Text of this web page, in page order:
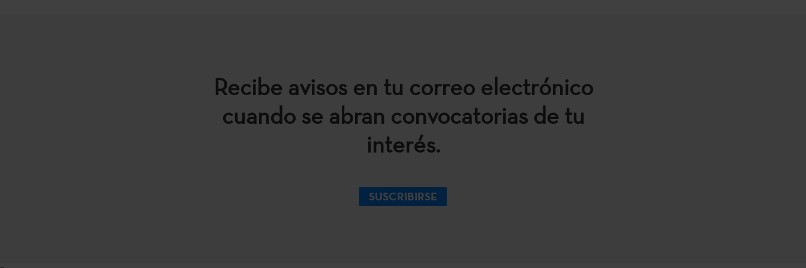
Recibe avisos en tu correo electrónico
cuando se abran convocatorias de tu
interés.
SUSCRIBIRSE